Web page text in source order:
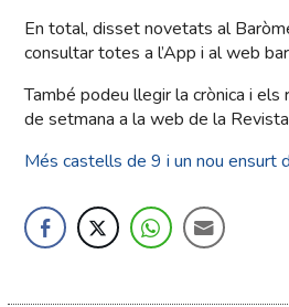
En total, disset novetats al
consultar totes a l’App i al web
També podeu llegir la crònica i
de setmana a la web de la
Més castells de 9 i un nou ensurt